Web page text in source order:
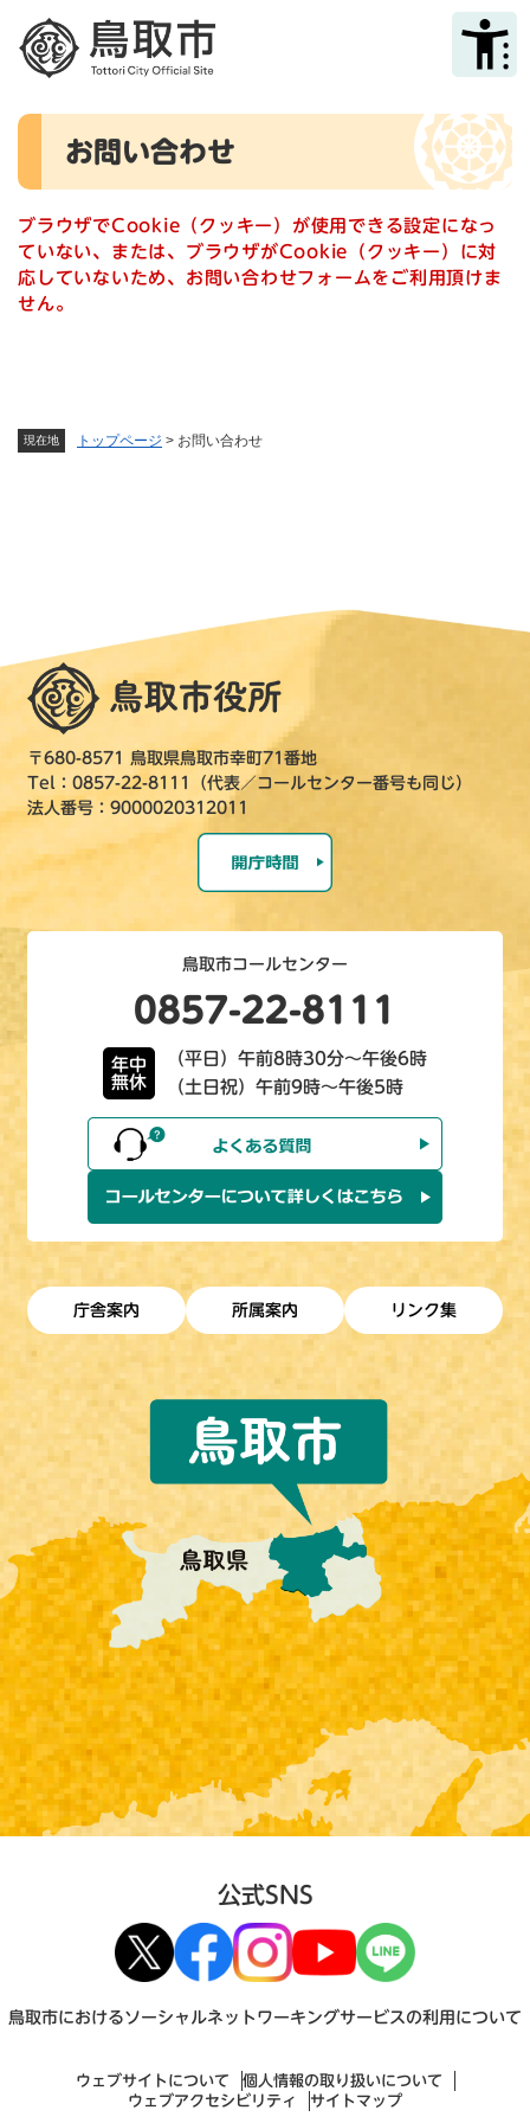
メニューを飛ばして本文へ
現在地 トップページ > お問い合わせ
本
お問い合わせ
ブラウザでCookie（クッキー）が使用できる設定になっ
ていない、または、ブラウザがCookie（クッキー）に対
応していないため、お問い合わせフォームをご利用頂けま
せん。
〒680-8571 鳥取県鳥取市幸町71番地
Tel：0857-22-8111（代表／コールセンター番号も同じ）
法人番号：9000020312011
鳥取市コールセンター
0857-22-8111
年中
無休
（平日）午前8時30分～午後6時
（土日祝）午前9時～午後5時
庁舎案内 所属案内 リンク集
公式SNS
鳥取市におけるソーシャルネットワーキングサービスの利用について
ウェブサイトについて
個人情報の取り扱いについて
ウェブアクセシビリティ
サイトマップ